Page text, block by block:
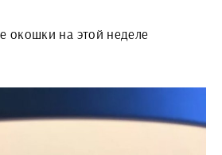
окошки на этой неделе